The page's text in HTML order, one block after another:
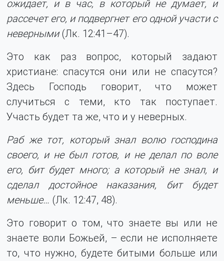
ожидает, и в час, в который не думает, и
рассечет его, и подвергнет его одной участи с
неверными(Лк. 12:41–47).
Это как раз вопрос, который задают
христиане: спасутся они или не спасутся?
Здесь Господь говорит, что может
случиться с теми, кто так поступает.
Участь будет та же, что и у неверных.
Раб же тот, который знал волю господина
своего, и не был готов, и не делал по воле
его, бит будет много; а который не знал, и
сделал достойное наказания, бит будет
меньше… (Лк. 12:47, 48).
Это говорит о том, что знаете вы или не
знаете воли Божьей, – если не исполняете
то, что нужно, будете битыми больше или